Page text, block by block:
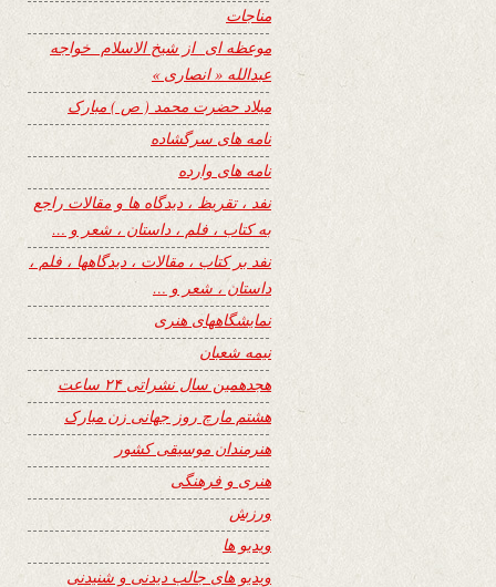
مناجات
موعظه ای از شیخ الاسلام خواجه
عبدالله « انصاری »
میلاد حضرت محمد ( ص ) مبارک
نامه های سرگشاده
نامه های وارده
نفد ، تقریظ ، دیدگاه ها و مقالات راجع
به کتاب ، فلم ، داستان ، شعر و …
نفد بر کتاب ، مقالات ، دیدگاهها ، فلم ،
داستان ، شعر و …
نمایشگاههای هنری
نیمه شعبان
هجدهمین سال نشراتی ۲۴ ساعت
هشتم مارچ روز جهانی زن مبارک
هنرمندان موسیقی کشور
هنری و فرهنگی
ورزش
ویدیو ها
ویدیو های جالب دیدنی و شنیدنی